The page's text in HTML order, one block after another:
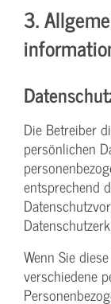
3.
Die Betreiber
persönlichen
entsprechend
Wenn Sie
verschiedene